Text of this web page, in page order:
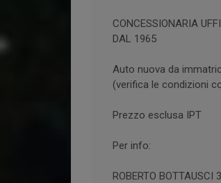
CONCESSIONARIA
DAL 1965
Auto nuova da
(verifica le condizioni
Prezzo esclusa IPT
Per info:
ROBERTO BOTTAUSCI